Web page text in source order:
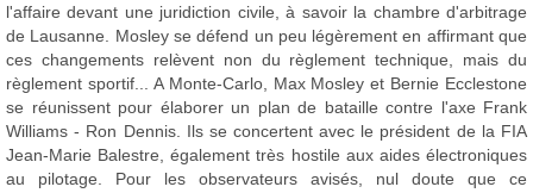
l'affaire devant une juridiction civile, à savoir la chambre d'arbitrage
de Lausanne. Mosley se défend un peu légèrement en affirmant que
ces changements relèvent non du règlement technique, mais du
règlement sportif... A Monte-Carlo, Max Mosley et Bernie Ecclestone
se réunissent pour élaborer un plan de bataille contre l'axe Frank
Williams - Ron Dennis. Ils se concertent avec le président de la FIA
Jean-Marie Balestre, également très hostile aux aides électroniques
au pilotage. Pour les observateurs avisés, nul doute que ce